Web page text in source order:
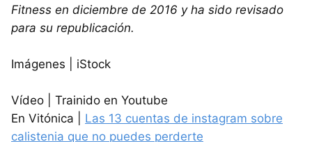
Fitness en diciembre de 2016 y ha sido revisado
para su republicación.
Imágenes | iStock
Vídeo | Trainido en Youtube
En Vitónica | Las 13 cuentas de instagram sobre
calistenia que no puedes perderte